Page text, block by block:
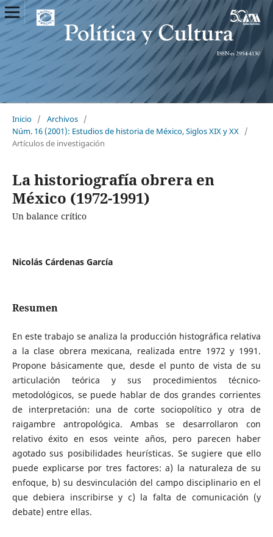
Inicio / Archivos /
Núm. 16 (2001): Estudios de historia de México, Siglos XIX y XX /
Artículos de investigación
La historiografía obrera en
México (1972-1991)
Un balance crítico
Nicolás Cárdenas García
Resumen
En este trabajo se analiza la producción histográfica relativa
a la clase obrera mexicana, realizada entre 1972 y 1991.
Propone básicamente que, desde el punto de vista de su
articulación teórica y sus procedimientos técnico-
metodológicos, se puede hablar de dos grandes corrientes
de interpretación: una de corte sociopolítico y otra de
raigambre antropológica. Ambas se desarrollaron con
relativo éxito en esos veinte años, pero parecen haber
agotado sus posibilidades heurísticas. Se sugiere que ello
puede explicarse por tres factores: a) la naturaleza de su
enfoque, b) su desvinculación del campo disciplinario en el
que debiera inscribirse y c) la falta de comunicación (y
debate) entre ellas.